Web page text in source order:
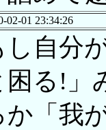
02-01 23:34:26
し自分
困る!」
か「我